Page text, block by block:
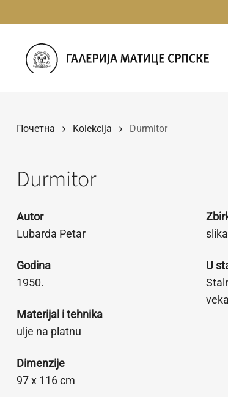
на
Почетна Kolekcija Durmitor
Durmitor
Autor
Lubarda Petar
Godina
1950.
Materijal i tehnika
ulje na platnu
Dimenzije
97 x 116 cm
U
veka